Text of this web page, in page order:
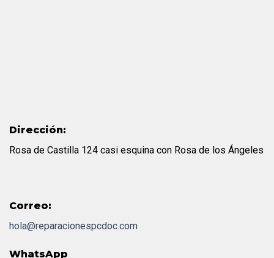
Dirección:
Rosa de Castilla 124 casi esquina con Rosa de los Ángeles
Correo:
hola@reparacionespcdoc.com
WhatsApp